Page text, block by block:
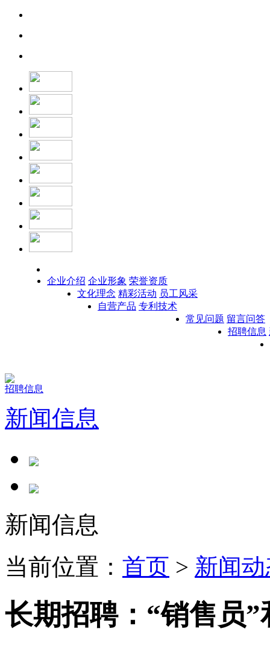
企业介绍 企业形象 荣誉资质
文化理念 精彩活动 员工风采
自营产品 专利技术
常见问题 留言问答
招聘信息
招聘信息
新闻信息
新闻信息
当前位置： 首页 > 新闻
长期招聘：“销售员”